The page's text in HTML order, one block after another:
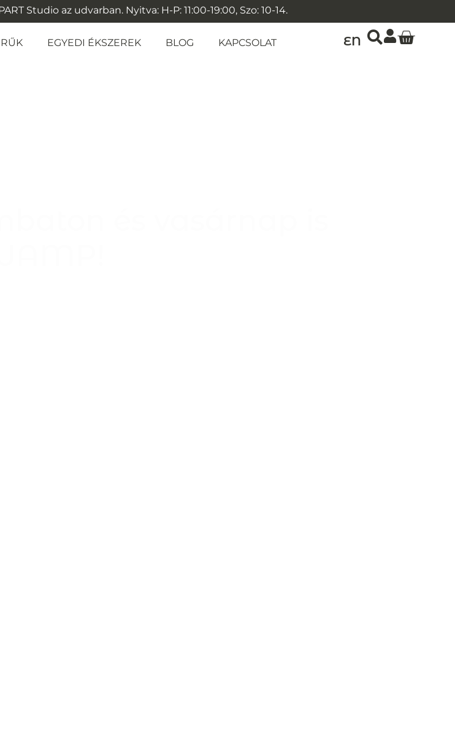
Studio az udvarban. Nyitva: H-P: 11:00-19:00, Szo: 10-14.
EGYEDI ÉKSZEREK BLOG KAPCSOLAT EN